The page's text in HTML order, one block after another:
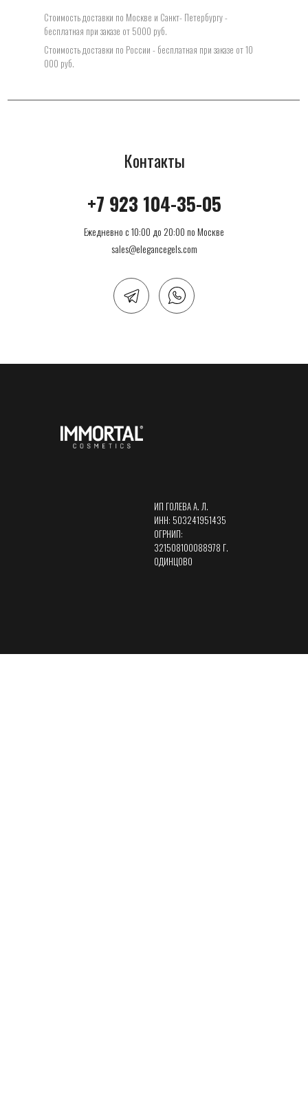
Стоимость доставки по Москве и Санкт- Петербургу -
бесплатная при заказе от 5000 руб.
Стоимость доставки по Росcии - бесплатная при заказе от 10
000 руб.
+7 923 104-35-05
sales@elegancegels.com
Ежедневно с 10:00 до 20:00 по Москве
Контакты
ИП ГОЛЕВА А. Л.
ИНН: 503241951435
ОГРНИП:
321508100088978 Г.
ОДИНЦОВО